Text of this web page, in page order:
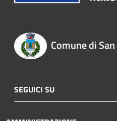
Comune di
SEGUICI SU